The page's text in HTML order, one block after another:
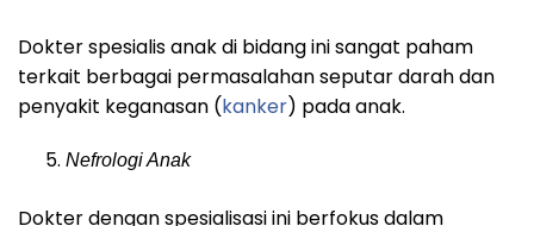
Dokter spesialis anak di bidang ini sangat paham
terkait berbagai permasalahan seputar darah dan
penyakit keganasan (kanker) pada anak.
Nefrologi Anak
Dokter dengan spesialisasi ini berfokus dalam